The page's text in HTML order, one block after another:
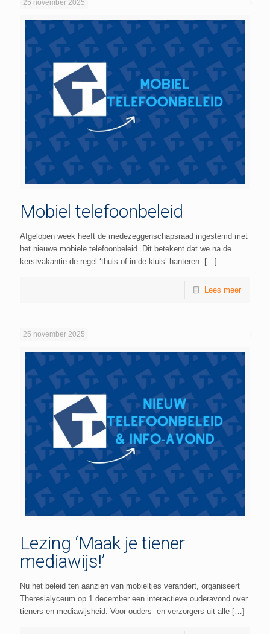
25 november 2025
Mobiel telefoonbeleid
Afgelopen week heeft de medezeggenschapsraad ingestemd met
het nieuwe mobiele telefoonbeleid. Dit betekent dat we na de
kerstvakantie de regel ‘thuis of in de kluis’ hanteren: […]
Lees meer
25 november 2025
Lezing ‘Maak je tiener
mediawijs!’
Nu het beleid ten aanzien van mobieltjes verandert, organiseert
Theresialyceum op 1 december een interactieve ouderavond over
tieners en mediawijsheid. Voor ouders en verzorgers uit alle […]